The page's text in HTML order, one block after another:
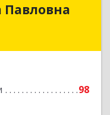
Павловна
98